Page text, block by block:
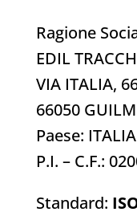
Ragione
EDIL
VIA ITALIA,
66050
Paese: ITALIA
P.I. – C.F.:
Standard: